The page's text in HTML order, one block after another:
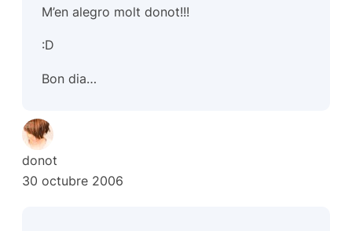
M’en alegro molt donot!!!
:D
Bon dia…
donot
30 octubre 2006